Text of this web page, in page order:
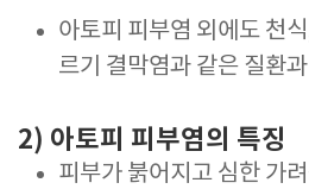
아토피 피부염 외에도 천
르기 결막염과 같은 질환
2) 아토피 피부염의 특징
피부가 붉어지고 심한 가